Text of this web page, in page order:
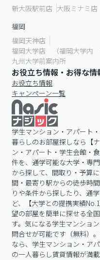
新大阪駅前店 大阪ミナミ店
福岡
福岡天神店
福岡大学店 （福岡大学内
九州大学前案内所
お役立ち情報・お得な情
お役立ち情報
キャンペーン一覧
学生マンション・アパート
暮らしのお部屋探しなら【
ン・アパート・学生会館・
件を、通学可能な大学・専
から探して、間取り・予算
間・最寄り駅からの徒歩時
りや条件から探したり、通
ど、【大学との提携実績
望の部屋を簡単に探せる全
す。気になる学生マンショ
問合せが可能です（無料）
なら、学生マンション・ア
の一人暮らし賃貸情報が満